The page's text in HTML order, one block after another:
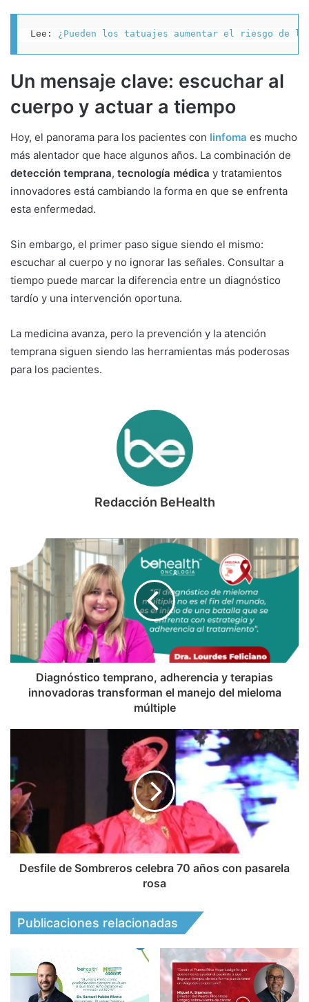
Lee: ¿Pueden los tatuajes aumentar el riesgo de
Un mensaje clave: escuchar al
cuerpo y actuar a tiempo
Hoy, el panorama para los pacientes con linfoma es mucho
más alentador que hace algunos años. La combinación de
detección temprana, tecnología médica y tratamientos
innovadores está cambiando la forma en que se enfrenta
esta enfermedad.
Sin embargo, el primer paso sigue siendo el mismo:
escuchar al cuerpo y no ignorar las señales. Consultar a
tiempo puede marcar la diferencia entre un diagnóstico
tardío y una intervención oportuna.
La medicina avanza, pero la prevención y la atención
temprana siguen siendo las herramientas más poderosas
para los pacientes.
Redacción BeHealth
Diagnóstico temprano, adherencia y terapias
innovadoras transforman el manejo del mieloma
múltiple
Desfile de Sombreros celebra 70 años con pasarela
rosa
Publicaciones relacionadas